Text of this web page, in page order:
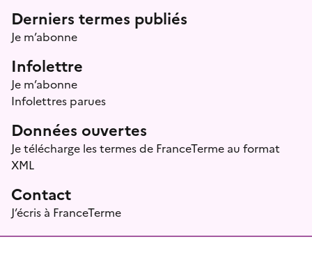
Menu prefooter
Derniers termes publiés
Je m’abonne
Infolettre
Je m’abonne
Infolettres parues
Données ouvertes
Je télécharge les termes de FranceTerme au format
XML
Contact
J’écris à FranceTerme